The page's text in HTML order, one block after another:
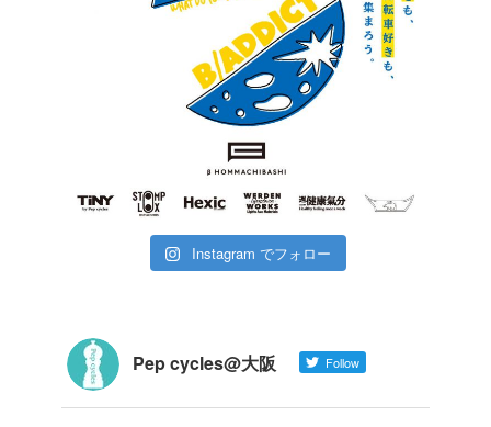
Instagram でフォロー
Pep cycles@大阪 Follow